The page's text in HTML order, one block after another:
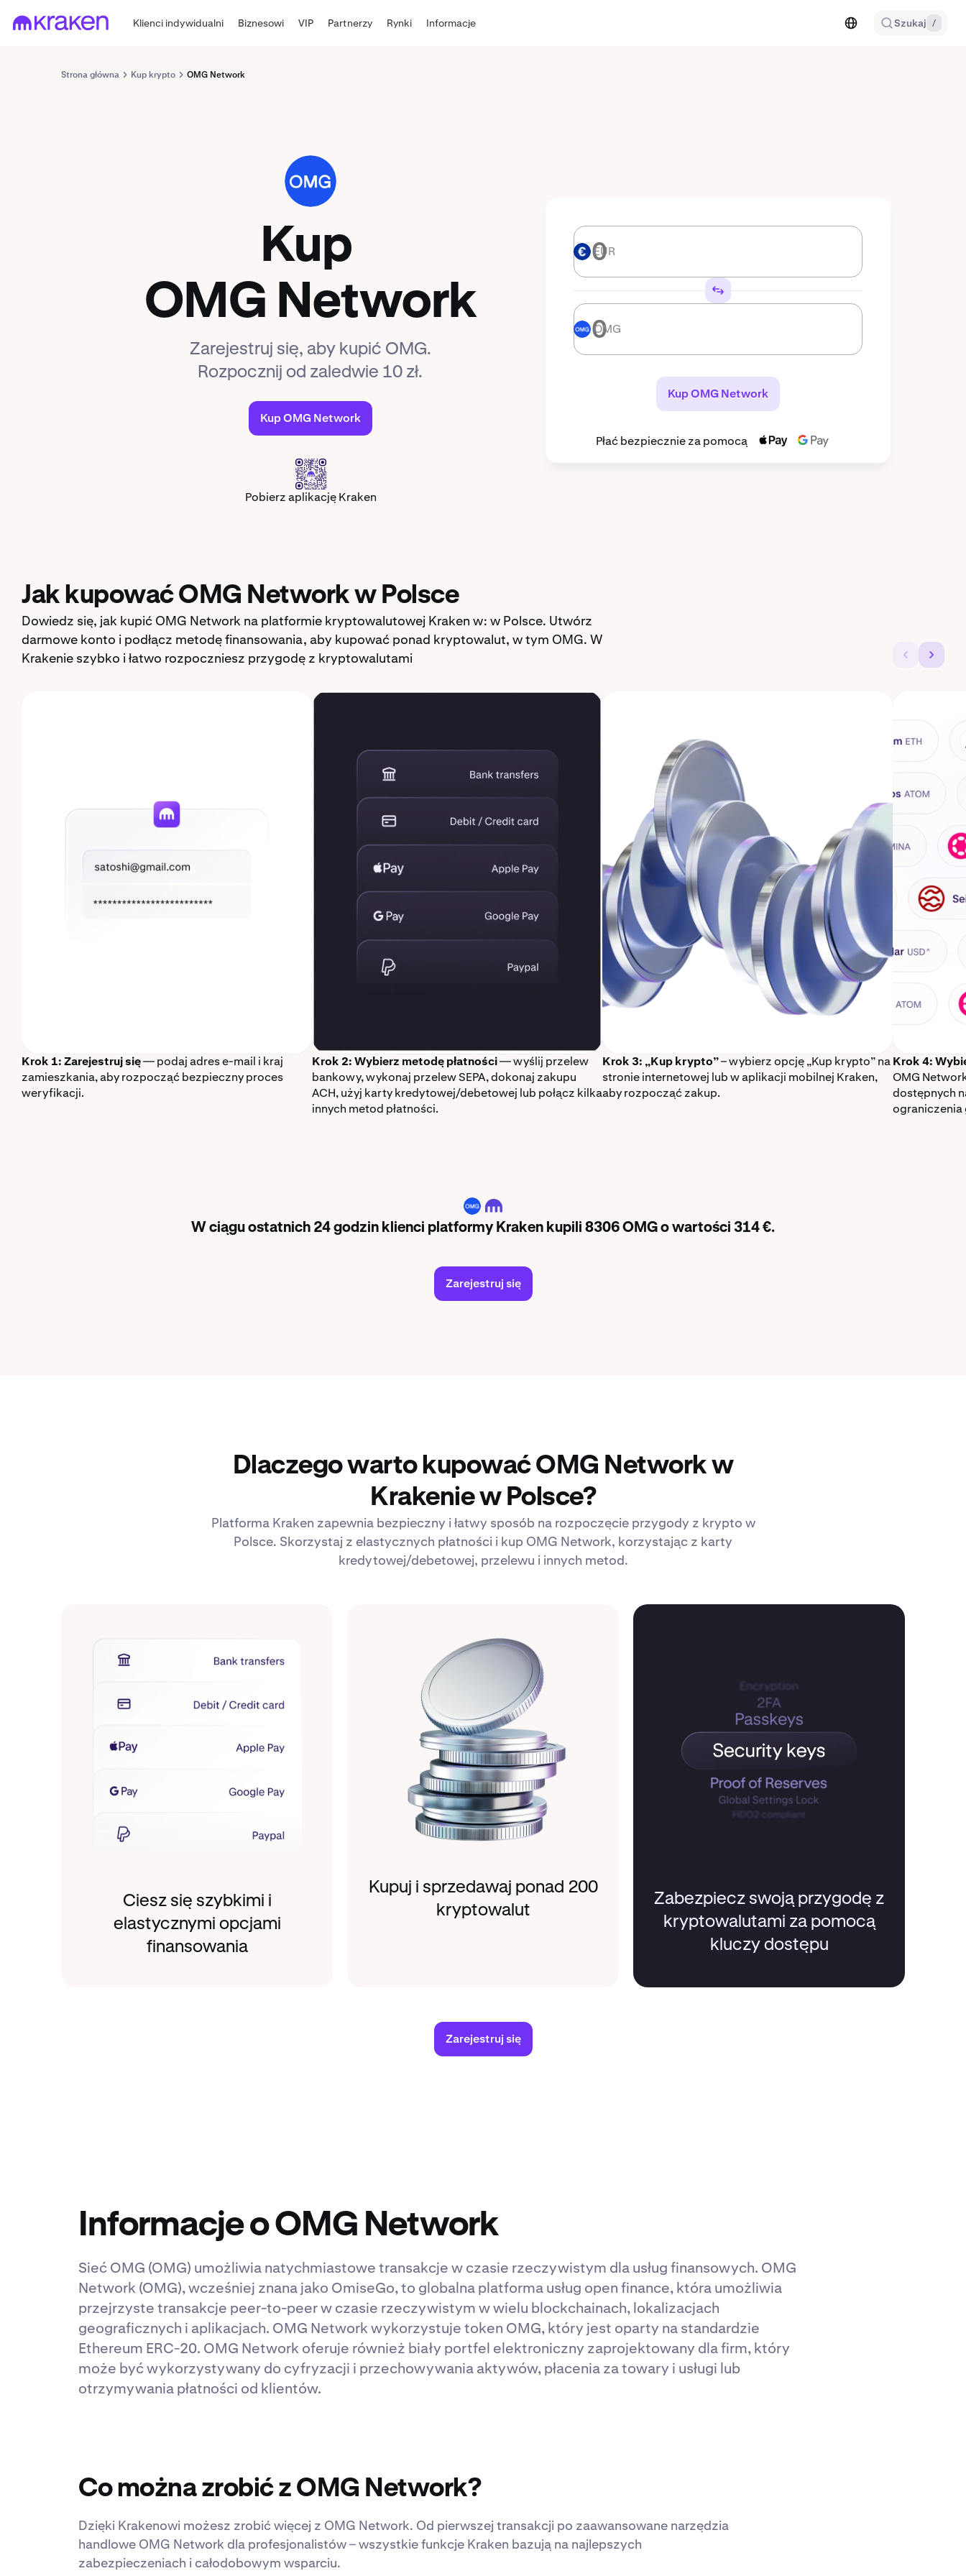
Klienci indywidualni Biznesowi VIP Partnerzy Rynki Informacje Szukaj /
Strona główna Kup krypto OMG Network
OMG
Kup
OMG Network
Zarejestruj się, aby kupić OMG.
Rozpocznij od zaledwie 10 zł.
Kup OMG Network
Pobierz aplikację Kraken
EUR EUR
OMG OMG
Kup OMG Network
Płać bezpiecznie za pomocą
Jak kupować OMG Network w Polsce
Dowiedz się, jak kupić OMG Network na platformie kryptowalutowej Kraken w: w Polsce. Utwórz
darmowe konto i podłącz metodę finansowania, aby kupować ponad kryptowalut, w tym OMG. W
Krakenie szybko i łatwo rozpoczniesz przygodę z kryptowalutami
Krok 1: Zarejestruj się— podaj adres e-mail i kraj
zamieszkania, aby rozpocząć bezpieczny proces
weryfikacji.
Krok 2: Wybierz metodę płatności— wyślij przelew
bankowy, wykonaj przelew SEPA, dokonaj zakupu
ACH, użyj karty kredytowej/debetowej lub połącz kilka
innych metod płatności.
Krok 3: „Kup krypto”– wybierz opcję „Kup krypto” na
stronie internetowej lub w aplikacji mobilnej Kraken,
aby rozpocząć zakup.
Krok 4:
OMG
dostępnych
OMG
W ciągu ostatnich 24 godzin klienci platformy Kraken kupili 8306 OMG o wartości 314 €.
Zarejestruj się
Dlaczego warto kupować OMG Network w
Krakenie w Polsce?
Platforma Kraken zapewnia bezpieczny i łatwy sposób na rozpoczęcie przygody z krypto w
Polsce. Skorzystaj z elastycznych płatności i kup OMG Network, korzystając z karty
kredytowej/debetowej, przelewu i innych metod.
Ciesz się szybkimi i
elastycznymi opcjami
finansowania
Kupuj i sprzedawaj ponad 200
kryptowalut
Zabezpiecz swoją przygodę z
kryptowalutami za pomocą
kluczy dostępu
Zarejestruj się
Informacje o OMG Network
Sieć OMG (OMG) umożliwia natychmiastowe transakcje w czasie rzeczywistym dla usług finansowych. OMG
Network (OMG), wcześniej znana jako OmiseGo, to globalna platforma usług open finance, która umożliwia
przejrzyste transakcje peer-to-peer w czasie rzeczywistym w wielu blockchainach, lokalizacjach
geograficznych i aplikacjach. OMG Network wykorzystuje token OMG, który jest oparty na standardzie
Ethereum ERC-20. OMG Network oferuje również biały portfel elektroniczny zaprojektowany dla firm, który
może być wykorzystywany do cyfryzacji i przechowywania aktywów, płacenia za towary i usługi lub
otrzymywania płatności od klientów.
Co można zrobić z OMG Network?
Dzięki Krakenowi możesz zrobić więcej z OMG Network. Od pierwszej transakcji po zaawansowane narzędzia
handlowe OMG Network dla profesjonalistów – wszystkie funkcje Kraken bazują na najlepszych
zabezpieczeniach i całodobowym wsparciu.